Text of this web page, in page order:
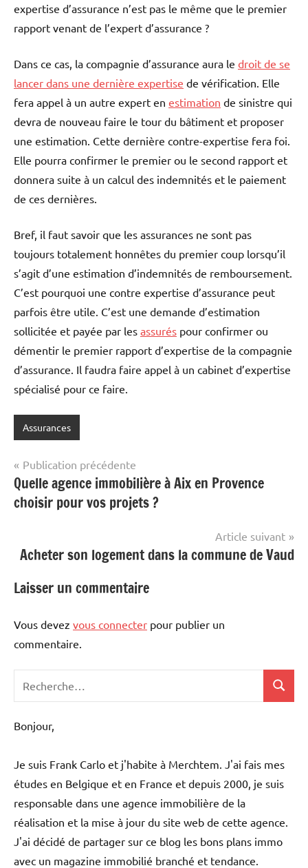
expertise d’assurance n’est pas le même que le premier
rapport venant de l’expert d’assurance ?
Dans ce cas, la compagnie d’assurance aura le droit de se
lancer dans une dernière expertise de vérification. Elle
fera appel à un autre expert en estimation de sinistre qui
devra de nouveau faire le tour du bâtiment et proposer
une estimation. Cette dernière contre-expertise fera foi.
Elle pourra confirmer le premier ou le second rapport et
donnera suite à un calcul des indemnités et le paiement
de ces dernières.
Bref, il faut savoir que les assurances ne sont pas
toujours totalement honnêtes du premier coup lorsqu’il
s’agit d’une estimation d’indemnités de remboursement.
C’est pourquoi une contre expertise d’assurance peut
parfois être utile. C’est une demande d’estimation
sollicitée et payée par les assurés pour confirmer ou
démentir le premier rapport d’expertise de la compagnie
d’assurance. Il faudra faire appel à un cabinet d’expertise
spécialisé pour ce faire.
Assurances
Navigation
de
l’article
Publication précédente
Quelle agence immobilière à Aix en Provence
choisir pour vos projets ?
Article suivant
Acheter son logement dans la commune de Vaud
Laisser un commentaire
Vous devez vous connecter pour publier un
commentaire.
Bonjour,
Je suis Frank Carlo et j'habite à Merchtem. J'ai fais mes
études en Belgique et en France et depuis 2000, je suis
responsable dans une agence immobilière de la
réalisation et la mise à jour du site web de cette agence.
J'ai décidé de partager sur ce blog les bons plans immo
avec un magazine immobilié branché et tendance.